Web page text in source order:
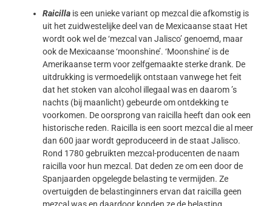
Raicillais een unieke variant op mezcal die afkomstig is
uit het zuidwestelijke deel van de Mexicaanse staat Het
wordt ook wel de ‘mezcal van Jalisco’ genoemd, maar
ook de Mexicaanse ‘moonshine’. ‘Moonshine’ is de
Amerikaanse term voor zelfgemaakte sterke drank. De
uitdrukking is vermoedelijk ontstaan vanwege het feit
dat het stoken van alcohol illegaal was en daarom ’s
nachts (bij maanlicht) gebeurde om ontdekking te
voorkomen. De oorsprong van raicilla heeft dan ook een
historische reden. Raicilla is een soort mezcal die al meer
dan 600 jaar wordt geproduceerd in de staat Jalisco.
Rond 1780 gebruikten mezcal-producenten de naam
raicilla voor hun mezcal. Dat deden ze om een door de
Spanjaarden opgelegde belasting te vermijden. Ze
overtuigden de belastinginners ervan dat raicilla geen